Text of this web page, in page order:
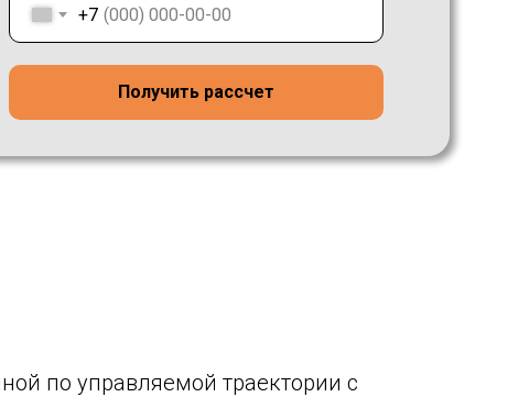
+7
Получить рассчет
по управляемой траектории с